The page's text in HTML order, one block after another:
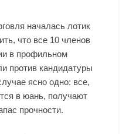
началась лотик
что все 10 членов
в профильном
против кандидатуры
ясно одно: все,
в юань, получают
прочности.